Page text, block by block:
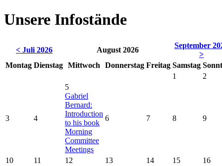
Unsere Infostände
< Juli 2026 August 2026
September
>
Montag Dienstag Mittwoch Donnerstag Freitag Samstag
1
2
3 4
5
Gabriel
Bernard:
Introduction
to his book
Morning
Committee
Meetings
6 7 8 9
10 11 12 13 14 15 16